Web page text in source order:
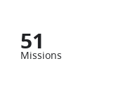
51
Missions